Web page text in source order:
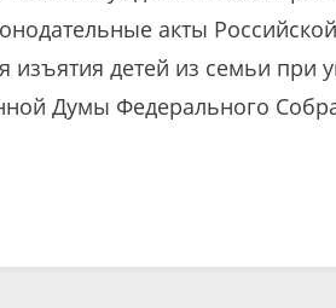
акты Российской
детей из семьи при
Думы Федерального